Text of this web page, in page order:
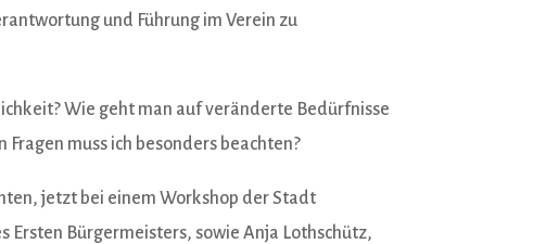
und Führung im Verein zu
Wie geht man auf veränderte Bedürfnisse
muss ich besonders beachten?
jetzt bei einem Workshop der Stadt
Bürgermeisters, sowie Anja Lothschütz,